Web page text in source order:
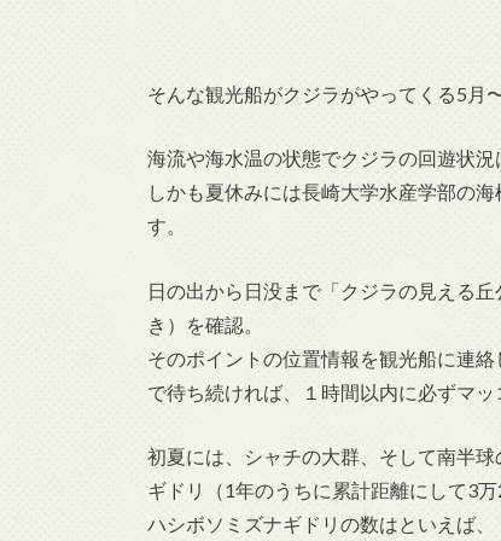
そんな観光船がクジラがやってくる5月
海流や海水温の状態でクジラの回遊状
しかも夏休みには長崎大学水産学部の
す。
日の出から日没まで「クジラの見える
き）を確認。
そのポイントの位置情報を観光船に連
で待ち続ければ、１時間以内に必ずマ
初夏には、シャチの大群、そして南半
ギドリ（1年のうちに累計距離にして3
ハシボソミズナギドリの数はといえば